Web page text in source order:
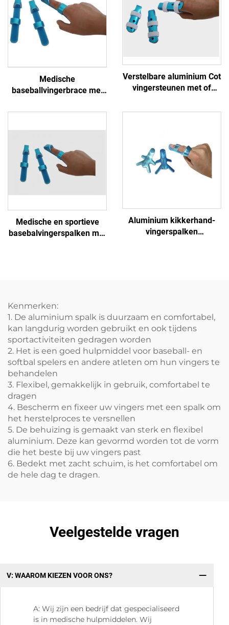
Medische
baseballvingerbrace met
Verstelbare aluminium Cot
vingersteunen met of
bescherming of
Medische en sportieve
basebalvingerspalken met
Aluminium kikkerhand-
vingerspalken
Kenmerken:
1. De aluminium spalk is duurzaam en comfortabel,
kan langdurig worden gebruikt en ook tijdens
sportactiviteiten gedragen worden
2. Het is een goed hulpmiddel voor baseball- en
softbal spelers en andere atleten om hun vingers te
behandelen
3. Flexibel, gemakkelijk in gebruik, comfortabel te
dragen
4. Bescherm en fixeer uw vingers met een spalk om
het herstelproces te versnellen
5. De behuizing is gemaakt van sterk en flexibel
aluminium. Deze kan gevormd worden tot de vorm
die het beste bij uw vingers past
6. Bedekt met zacht schuim, is het comfortabel om
de hele dag te dragen.
Veelgestelde vragen
V: WAAROM KIEZEN VOOR ONS?
A: Wij zijn een bedrijf dat gespecialiseerd
is in medische hulpmiddelen. Wij